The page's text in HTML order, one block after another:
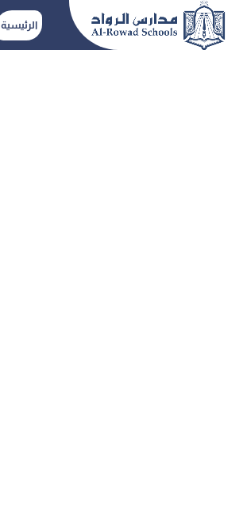
الرئيسية